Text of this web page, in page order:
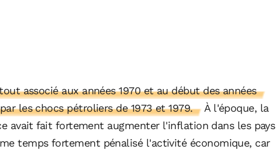
associé aux années 1970 et au début des années
les chocs pétroliers de 1973 et 1979.
À l'époque, la
avait fait fortement augmenter l'inflation dans les pays
temps fortement pénalisé l'activité économique, car